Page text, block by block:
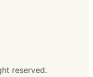
reserved.